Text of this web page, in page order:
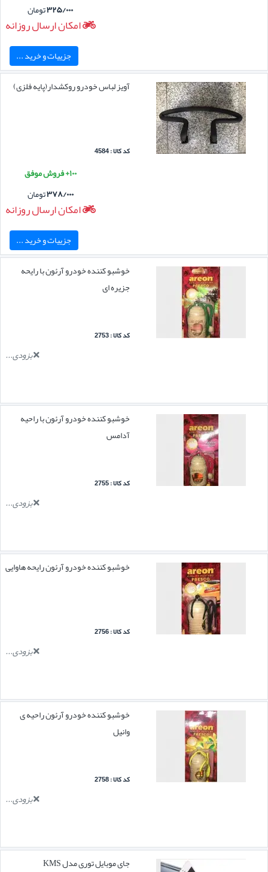
۳۲۵/۰۰۰تومان
امکان ارسال روزانه
جزییات و خرید ...
آویز لباس خودرو روکشدار(پایه فلزی)
کد کالا : 4584
۱۰۰+ فروش موفق
۳۷۸/۰۰۰تومان
امکان ارسال روزانه
جزییات و خرید ...
خوشبو کننده خودرو آرئون با رایحه
جزیره ای
کد کالا : 2753
بزودی...
خوشبو کننده خودرو آرئون با راحیه
آدامس
کد کالا : 2755
بزودی...
خوشبو کننده خودرو آرئون رایحه هاوایی
کد کالا : 2756
بزودی...
خوشبو کننده خودرو آرئون راحیه ی
وانیل
کد کالا : 2758
بزودی...
جای موبایل توری مدل KMS